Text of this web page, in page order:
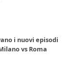
i nuovi episodi
vs Roma